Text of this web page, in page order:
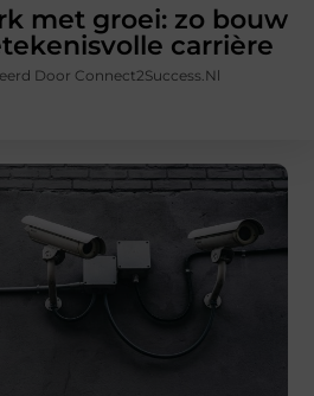
met groei: zo bouw
carrière
Door Connect2Success.nl